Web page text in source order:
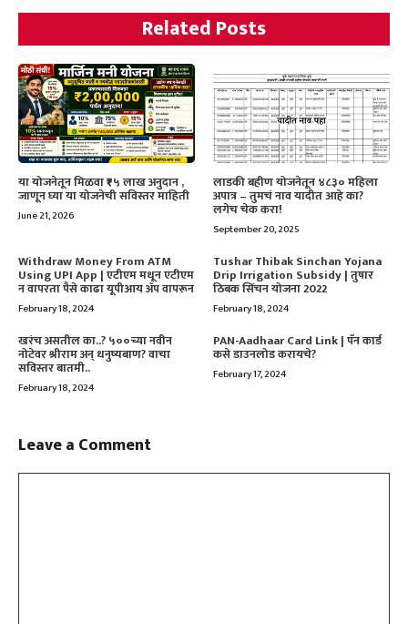
Related Posts
या योजनेतून मिळवा ₹१५ लाख अनुदान ,
जाणून घ्या या योजनेची सविस्तर माहिती
June 21, 2026
लाडकी बहीण योजनेतून ४८३० महिला
अपात्र – तुमचं नाव यादीत आहे का?
लगेच चेक करा!
September 20, 2025
Withdraw Money From ATM
Using UPI App | एटीएम मधून एटीएम
न वापरता पैसे काढा यूपीआय ॲप वापरून
February 18, 2024
Tushar Thibak Sinchan Yojana
Drip Irrigation Subsidy | तुषार
ठिबक सिंचन योजना 2022
February 18, 2024
खरंच असतील का..? ५००च्या नवीन
नोटेवर श्रीराम अन् धनुष्यबाण? वाचा
सविस्तर बातमी..
February 18, 2024
PAN-Aadhaar Card Link | पॅन कार्ड
कसे डाउनलोड करायचे?
February 17, 2024
Leave a Comment